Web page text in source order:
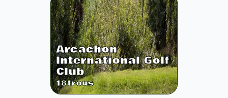
Arcachon
International Golf
Club
18trous